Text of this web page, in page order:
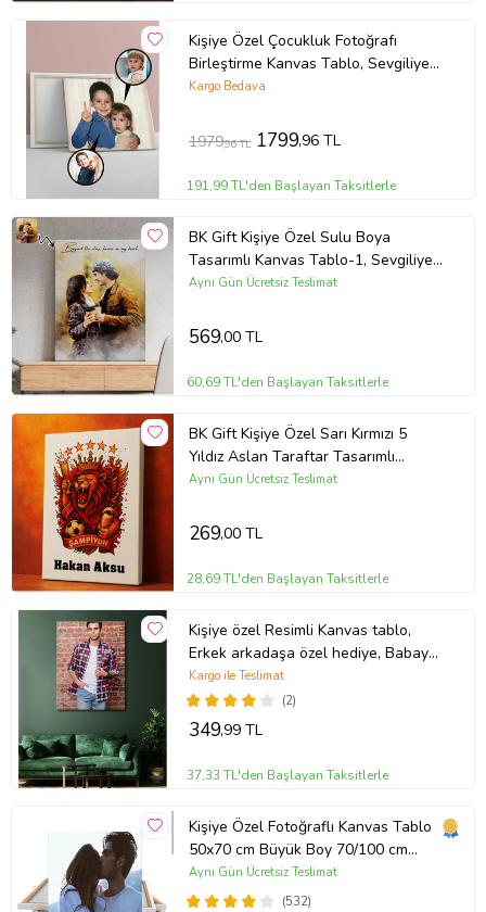
Kişiye Özel Çocukluk Fotoğrafı
Birleştirme Kanvas Tablo, Sevgiliye
Hediye, Arkadaşa Hediye
Kargo Bedava
1979,96 TL 1799,96 TL
191,99 TL'den Başlayan Taksitlerle
BK Gift Kişiye Özel Sulu Boya
Tasarımlı Kanvas Tablo-1, Sevgiliye
Hediye, Sevgililer Günü Hediyesi
Aynı Gün Ücretsiz Teslimat
569,00 TL
60,69 TL'den Başlayan Taksitlerle
BK Gift Kişiye Özel Sarı Kırmızı 5
Yıldız Aslan Taraftar Tasarımlı
Kanvas Tablo-6, Taraftar Hediyesi,
Hediye
Aynı Gün Ücretsiz Teslimat
269,00 TL
28,69 TL'den Başlayan Taksitlerle
Kişiye özel Resimli Kanvas tablo,
Erkek arkadaşa özel hediye, Babaya
özel hediye, Abi- Kardeşe özel
hediye
(2)
Kargo ile Teslimat
349,99 TL
37,33 TL'den Başlayan Taksitlerle
Kişiye Özel Fotoğraflı Kanvas Tablo
50x70 cm Büyük Boy 70/100 cm
Duvar Tablosu – Sevgiliye & Aileye
Anlamlı Hediye , Babaya Hediye
(532)
Aynı Gün Ücretsiz Teslimat